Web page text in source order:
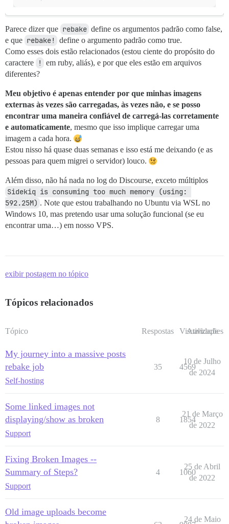
Parece dizer que rebake define os argumentos padrão como false,
e que rebake!
define o argumento padrão como true.
Como esses dois estão relacionados (estou ciente do propósito do
caractere
!
em ruby, aliás), e por que eles estão em arquivos
diferentes?
Meu objetivo é apenas entender por que minhas imagens
externas às vezes são carregadas, às vezes não, e se posso
encontrar uma maneira confiável de carregá-las corretamente
e automaticamente, mesmo que isso implique carregar uma
imagem a cada hora.
Estou nisso há quase duas semanas e isso está me deixando (e as
pessoas para quem migrei o servidor) louco.
Além disso, não há nada no log do Discourse, exceto múltiplos
Sidekiq is consuming too much memory (using:
592.25M) . Note que estou trabalhando no Ubuntu via WSL no
Windows 10, mas pretendo usar uma solução funcional (se eu
encontrar uma…) em nosso VPS.
exibir postagem no tópico
Tópicos relacionados
Tópico Respostas Visualizações
Atividade
My journey into a massive posts
rebake job
Self-hosting
35 4569
10 de Julho
de 2024
Some linked images not
displaying/show as broken
Support
8 1854
21 de Março
de 2022
Fixing Broken Images --
Summary of Steps?
Support
4 1060
25 de Abril
de 2022
Old image uploads become
24 de Maio